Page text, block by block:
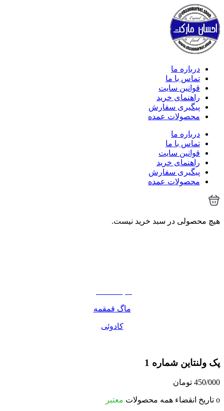
درباره ما
تماس با ما
قوانین سایت
راهنمای خرید
پیگیری سفارش
محصولات عمده
درباره ما
تماس با ما
قوانین سایت
راهنمای خرید
پیگیری سفارش
محصولات عمده
هیچ محصولی در سبد خرید نیست.
ماگ قمقمه
کادوئی
پک ولنتاین شماره 1
450/000 تومان
ο تاریخ انقضاء همه محصولات معتبر